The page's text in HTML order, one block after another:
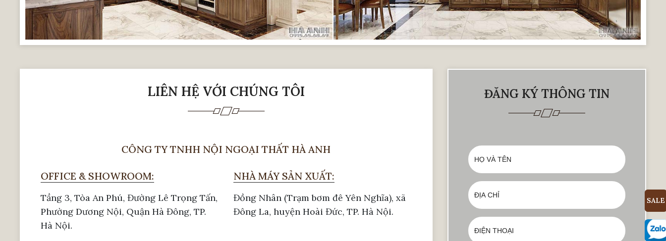
LIÊN HỆ VỚI CHÚNG TÔI
CÔNG TY TNHH NỘI NGOẠI THẤT HÀ ANH
OFFICE & SHOWROOM:
Tầng 3, Tòa An Phú, Đường Lê Trọng Tấn,
Phường Dương Nội, Quận Hà Đông, TP.
Hà Nội.
NHÀ MÁY SẢN XUẤT:
Đồng Nhân (Trạm bơm đê Yên Nghĩa), xã
Đông La, huyện Hoài Đức, TP. Hà Nội.
ĐĂNG KÝ THÔNG TIN
SALE